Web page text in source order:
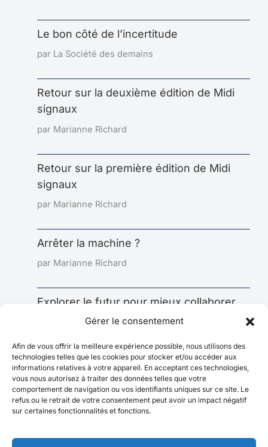
Gérer le consentement
Afin de vous offrir la meilleure expérience possible, nous utilisons des
technologies telles que les cookies pour stocker et/ou accéder aux
informations relatives à votre appareil. En acceptant ces technologies,
vous nous autorisez à traiter des données telles que votre
comportement de navigation ou vos identifiants uniques sur ce site. Le
refus ou le retrait de votre consentement peut avoir un impact négatif
sur certaines fonctionnalités et fonctions.
Le bon côté de l’incertitude
par La Société des demains
Retour sur la deuxième édition de Midi
signaux
par Marianne Richard
Retour sur la première édition de Midi
signaux
par Marianne Richard
Arrêter la machine ?
par Marianne Richard
Explorer le futur pour mieux collaborer
aujourd’hui : l’impact sous-estimé de la
par Marianne Richard